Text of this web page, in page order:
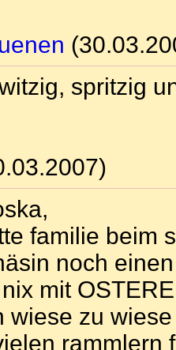
spritzig
familie beim
noch
mit
wiese zu
rammlern